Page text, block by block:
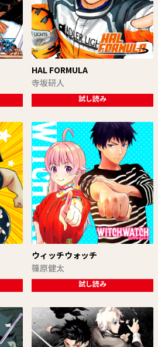
HAL FORMULA
寺坂研人
試し読み
ウィッチウォッチ
篠原健太
試し読み